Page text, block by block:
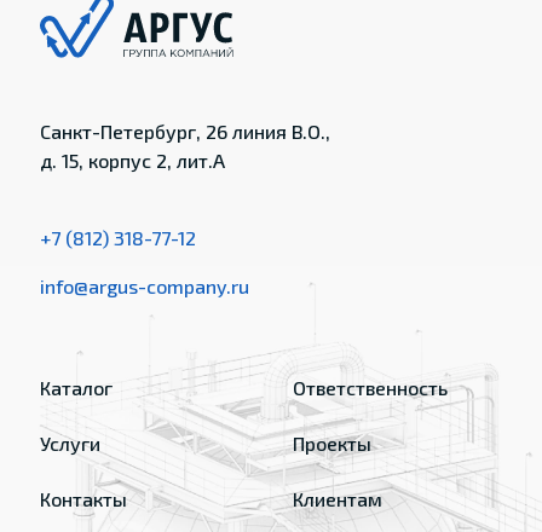
Санкт-Петербург, 26 линия В.О.,
д. 15, корпус 2, лит.А
+7 (812) 318-77-12
info@argus-company.ru
Каталог
Услуги
Контакты
Ответственность
Проекты
Клиентам